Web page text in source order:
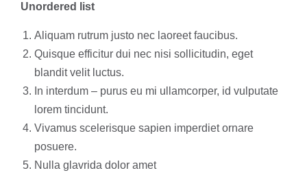
Unordered list
Aliquam rutrum justo nec laoreet faucibus.
Quisque efficitur dui nec nisi sollicitudin, eget
blandit velit luctus.
In interdum – purus eu mi ullamcorper, id vulputate
lorem tincidunt.
Vivamus scelerisque sapien imperdiet ornare
posuere.
Nulla glavrida dolor amet